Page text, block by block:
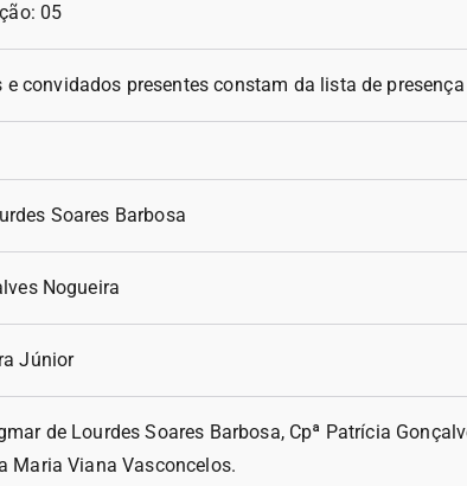
05
e convidados presentes constam da lista de presença
Soares Barbosa
Nogueira
Júnior
de Lourdes Soares Barbosa, Cpª Patrícia
Maria Viana Vasconcelos.